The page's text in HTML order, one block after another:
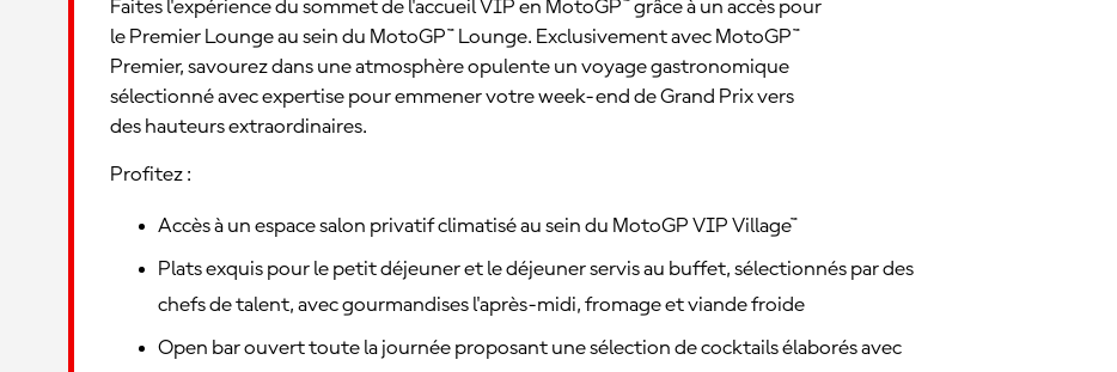
Faites l'expérience du sommet de l'accueil VIP en MotoGP™ grâce à un accès pour
le Premier Lounge au sein du MotoGP™ Lounge. Exclusivement avec MotoGP™
Premier, savourez dans une atmosphère opulente un voyage gastronomique
sélectionné avec expertise pour emmener votre week-end de Grand Prix vers
des hauteurs extraordinaires.
Profitez :
Accès à un espace salon privatif climatisé au sein du MotoGP VIP Village™
Plats exquis pour le petit déjeuner et le déjeuner servis au buffet, sélectionnés par des
chefs de talent, avec gourmandises l'après-midi, fromage et viande froide
Open bar ouvert toute la journée proposant une sélection de cocktails élaborés avec